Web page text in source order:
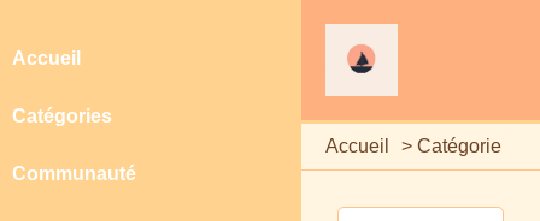
Accueil > Catégorie
Accueil
Catégories
Communauté